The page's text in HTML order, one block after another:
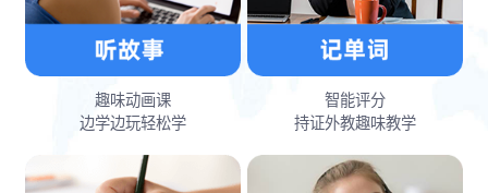
趣味动画课
边学边玩轻松学
智能评分
持证外教趣味教学